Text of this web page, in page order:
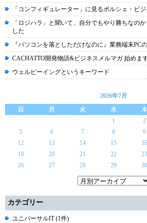
「コンフィギュレーター」に見るポルシェ・ビ
「ロジハラ」と聞いて、自分でもやり勝ちなの
した
『パソコンを落としただけなのに』業務端末PC
CACHATTO開発物語&ビジネスメルマガ 始めま
ウェルビーイングというキーワード
2026年7月
日
月 火 水 木
1
2
5
6 7 8 9
12
13 14 15 16
19
20 21 22 23
26
27 28 29 30
カテゴリー
ユニバーサルIT (1件)